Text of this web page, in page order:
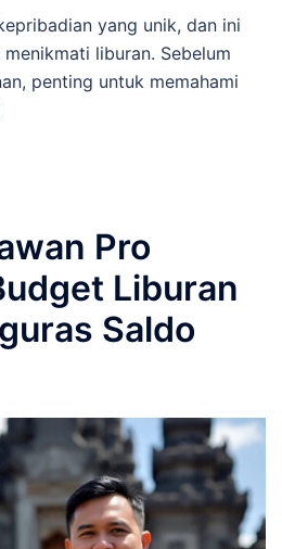
yang unik, dan ini
liburan. Sebelum
penting untuk memahami
Pro
Liburan
Saldo